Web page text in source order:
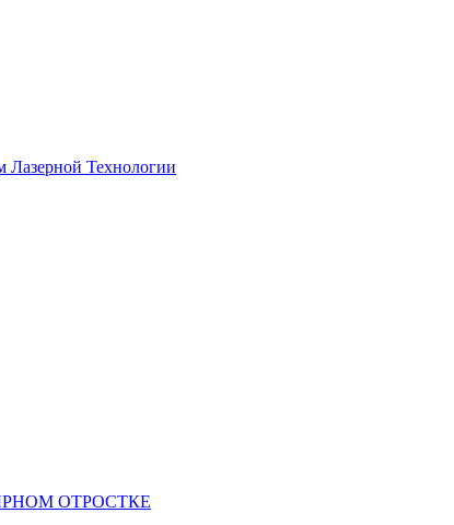
Лазерной Технологии
ОТРОСТКЕ